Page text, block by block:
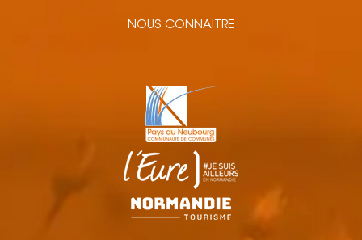
NOUS CONNAITRE